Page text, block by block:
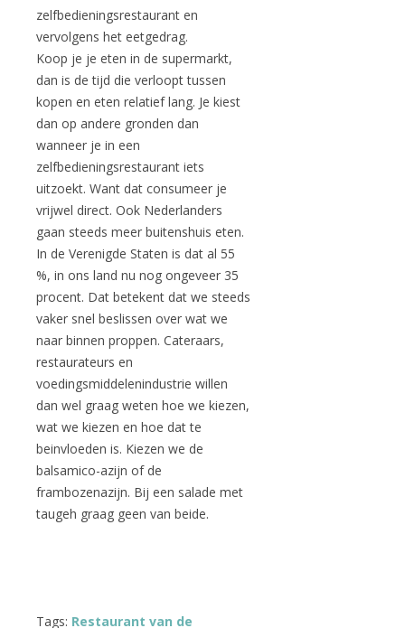
zelfbedieningsrestaurant en
vervolgens het eetgedrag.
Koop je je eten in de supermarkt,
dan is de tijd die verloopt tussen
kopen en eten relatief lang. Je kiest
dan op andere gronden dan
wanneer je in een
zelfbedieningsrestaurant iets
uitzoekt. Want dat consumeer je
vrijwel direct. Ook Nederlanders
gaan steeds meer buitenshuis eten.
In de Verenigde Staten is dat al 55
%, in ons land nu nog ongeveer 35
procent. Dat betekent dat we steeds
vaker snel beslissen over wat we
naar binnen proppen. Cateraars,
restaurateurs en
voedingsmiddelenindustrie willen
dan wel graag weten hoe we kiezen,
wat we kiezen en hoe dat te
beinvloeden is. Kiezen we de
balsamico-azijn of de
frambozenazijn. Bij een salade met
taugeh graag geen van beide.
Tags: Restaurant van de